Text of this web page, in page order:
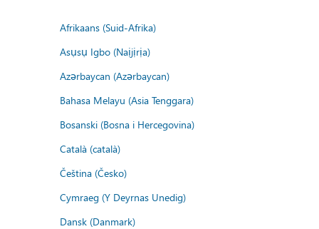
Afrikaans (Suid-Afrika)
Asụsụ Igbo (Naịjịrịa)
Azərbaycan (Azərbaycan)
Bahasa Melayu (Asia Tenggara)
Bosanski (Bosna i Hercegovina)
Català (català)
Čeština (Česko)
Cymraeg (Y Deyrnas Unedig)
Dansk (Danmark)